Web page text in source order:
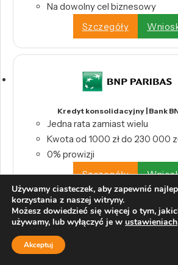
Na dowolny cel biznesowy
Szczegóły
Kredyt konsolidacyjny | Bank
Jedna rata zamiast wielu
Kwota od 1000 zł do 230 000
0% prowizji
Szczegóły
Pożyczka Konsolidacyjna |
0% prowizji
Używamy ciasteczek, aby zapewnić
korzystania z naszej witryny.
Możesz dowiedzieć się więcej o tym,
używamy, lub wyłączyć je w ustawieniach
Akceptuj